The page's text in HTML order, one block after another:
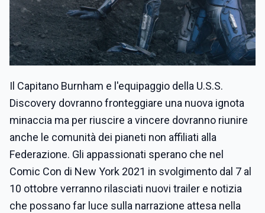
Il Capitano Burnham e l'equipaggio della U.S.S.
Discovery dovranno fronteggiare una nuova ignota
minaccia ma per riuscire a vincere dovranno riunire
anche le comunità dei pianeti non affiliati alla
Federazione. Gli appassionati sperano che nel
Comic Con di New York 2021 in svolgimento dal 7 al
10 ottobre verranno rilasciati nuovi trailer e notizia
che possano far luce sulla narrazione attesa nella